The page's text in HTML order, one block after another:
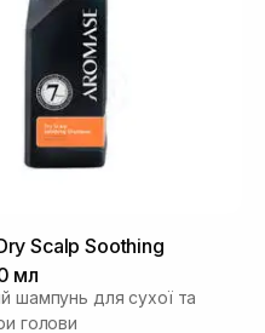
Scalp Soothing
мл
шампунь для сухої та
голови